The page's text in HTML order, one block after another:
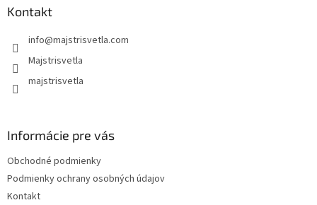
Kontakt
info@majstrisvetla.com
Majstrisvetla
majstrisvetla
Informácie pre vás
Obchodné podmienky
Podmienky ochrany osobných údajov
Kontakt